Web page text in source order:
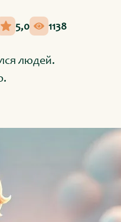
5,0 1138
людей.